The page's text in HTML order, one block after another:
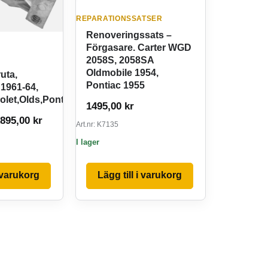
64,
ursprungliga priset var: 2195,00 kr.
krDet nuvarande priset är: 1895,00 kr.
REPARATIONSSATSER
Renoveringssats –
Förgasare. Carter WGD
2058S, 2058SA
Oldmobile 1954,
Pontiac 1955
1495,00 kr
Art.nr: K7135
I lager
Lägg till i varukorg